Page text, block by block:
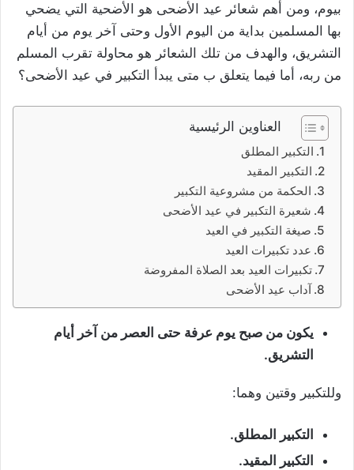
بيوم، ومن أهم شعائر عيد الأضحى هو الأضحية التي يضحي
بها المسلمين بداية من اليوم الأول وحتى آخر يوم من أيام
التشريق، والهدف من تلك الشعائر هو محاولة تقرب المسلم
من ربه، أما فيما يتعلق ب متى يبدأ التكبير في عيد الأضحى؟
العناوين الرئيسية
التكبير المطلق
التكبير المقيد
الحكمة من مشروعية التكبير
شعيرة التكبير في عيد الأضحى
صيغة التكبير في العيد
عدد تكبيرات العيد
تكبيرات العيد بعد الصلاة المفروضة
آداب عيد الأضحى
يكون من صبح يوم عرفة حتى العصر من آخر أيام
التشريق.
وللتكبير وقتين وهما:
التكبير المطلق.
التكبير المقيد.